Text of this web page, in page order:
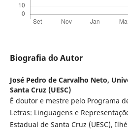
Biografia do Autor
José Pedro de Carvalho Neto,
Santa Cruz (UESC)
É doutor e mestre pelo Programa
Letras: Linguagens e
Estadual de Santa Cruz (UESC),